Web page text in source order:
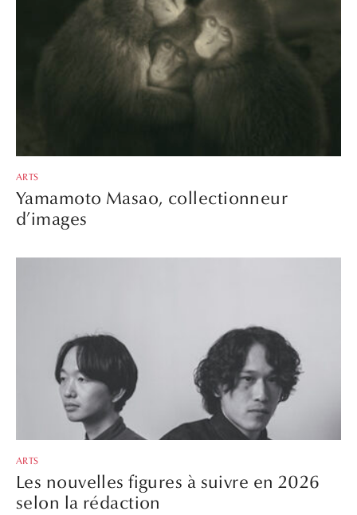
ARTS
Yamamoto Masao, collectionneur
d’images
ARTS
Les nouvelles figures à suivre en 2026
selon la rédaction